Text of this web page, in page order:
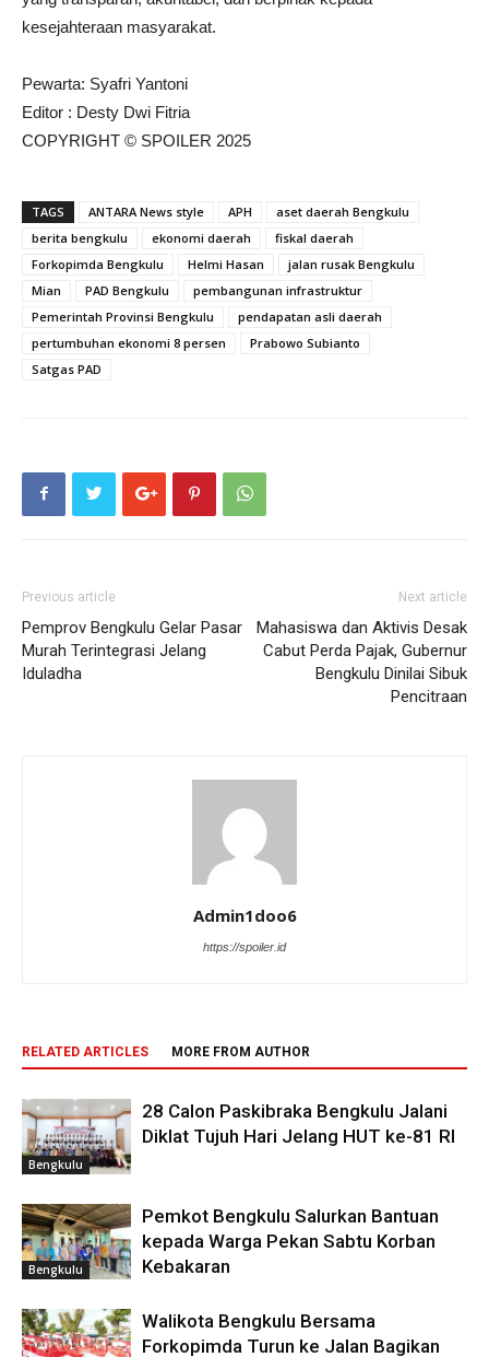
kesejahteraan masyarakat.
Pewarta: Syafri Yantoni
Editor : Desty Dwi Fitria
COPYRIGHT © SPOILER 2025
TAGS ANTARA News style APH
aset daerah Bengkulu
berita bengkulu
ekonomi daerah
fiskal daerah
Forkopimda Bengkulu
Helmi Hasan
jalan rusak Bengkulu
Mian
PAD Bengkulu
pembangunan infrastruktur
Pemerintah Provinsi Bengkulu
pendapatan asli daerah
pertumbuhan ekonomi 8 persen
Prabowo Subianto
Satgas PAD
Previous article
Pemprov Bengkulu Gelar Pasar
Murah Terintegrasi Jelang
Iduladha
Next article
Mahasiswa dan Aktivis Desak
Cabut Perda Pajak, Gubernur
Bengkulu Dinilai Sibuk
Pencitraan
Admin1doo6
https://spoiler.id
RELATED ARTICLES MORE FROM AUTHOR
Bengkulu
28 Calon Paskibraka Bengkulu Jalani
Diklat Tujuh Hari Jelang HUT ke-81 RI
Bengkulu
Pemkot Bengkulu Salurkan Bantuan
kepada Warga Pekan Sabtu Korban
Kebakaran
Walikota Bengkulu Bersama
Forkopimda Turun ke Jalan Bagikan